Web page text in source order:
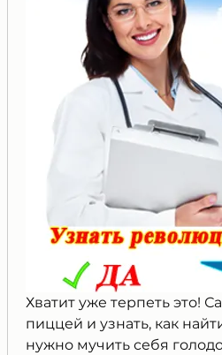
Хватит уже терпеть это!
пиццей и узнать, как
нужно мучить себя